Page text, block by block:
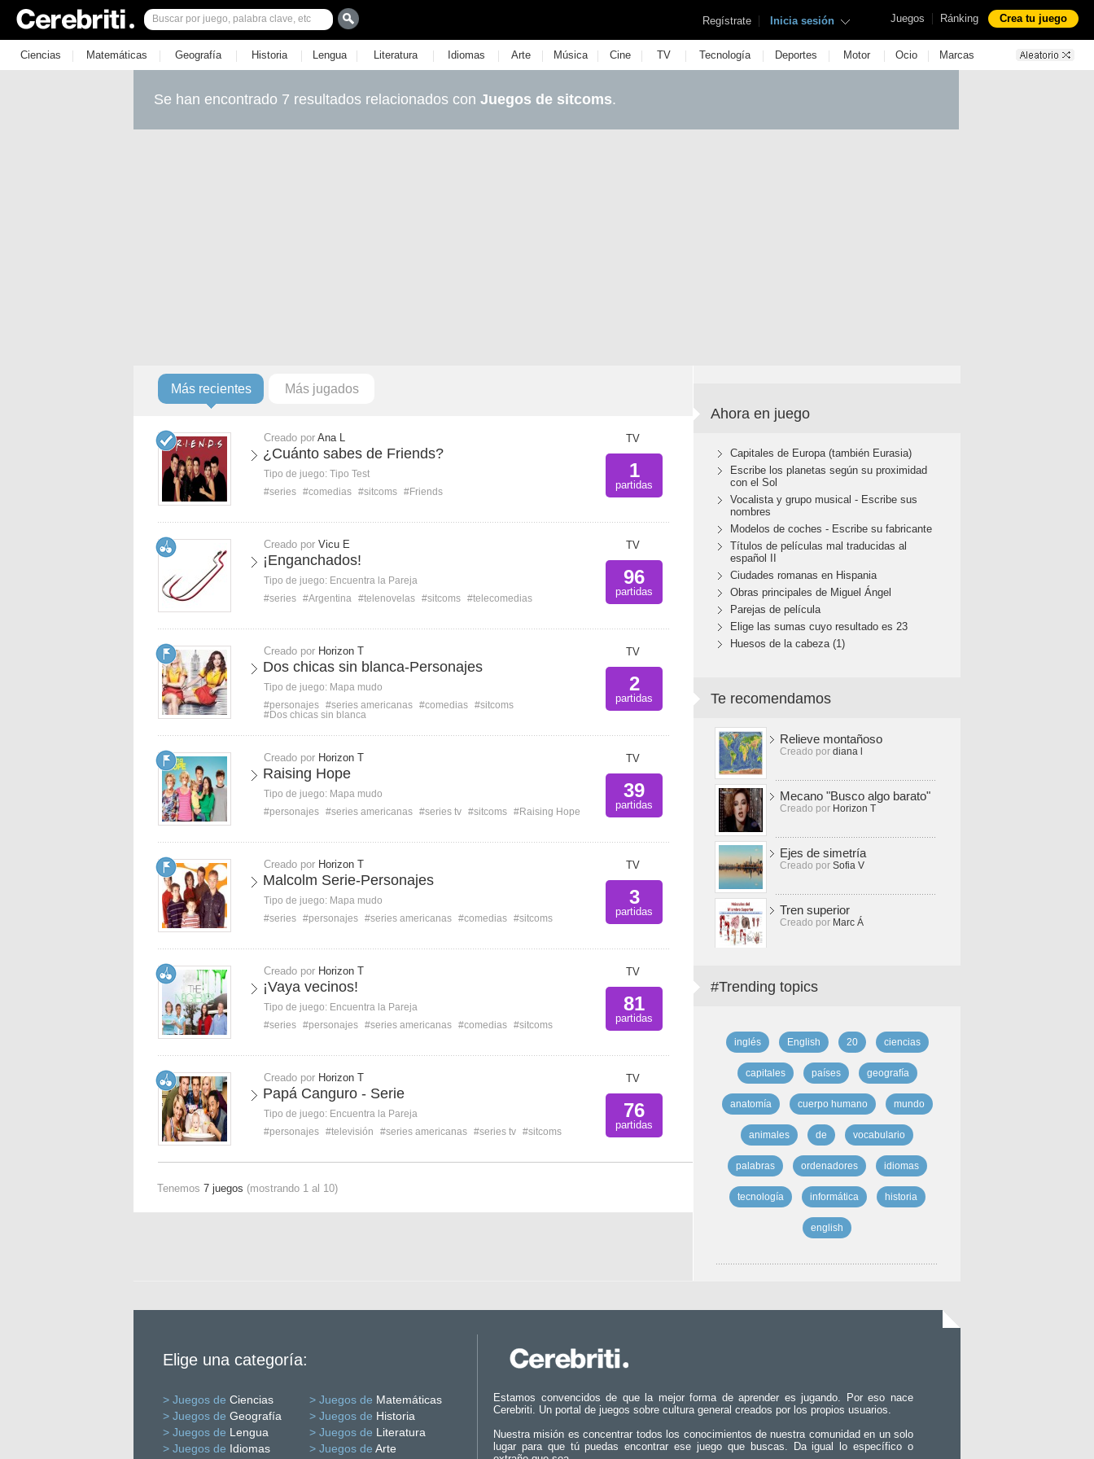
Juegos | Ránking Crea tu juego
Regístrate | Inicia sesión
Ciencias | Matemáticas | Geografía | Historia | Lengua | Literatura | Idiomas | Arte | Música | Cine | TV | Tecnología | Deportes | Motor | Ocio | Marcas
Se han encontrado 7 resultados relacionados con Juegos de sitcoms.
Más recientes Más jugados
Creado por Ana L
¿Cuánto sabes de Friends?
Tipo de juego: Tipo Test
#series #comedias #sitcoms #Friends
TV
1
partidas
Creado por Vicu E
¡Enganchados!
Tipo de juego: Encuentra la Pareja
#series #Argentina #telenovelas #sitcoms #telecomedias
TV
96
partidas
Creado por Horizon T
Dos chicas sin blanca-Personajes
Tipo de juego: Mapa mudo
#personajes #series americanas #comedias #sitcoms
#Dos chicas sin blanca
TV
2
partidas
Creado por Horizon T
Raising Hope
Tipo de juego: Mapa mudo
#personajes #series americanas #series tv #sitcoms #Raising Hope
TV
39
partidas
Creado por Horizon T
Malcolm Serie-Personajes
Tipo de juego: Mapa mudo
#series #personajes #series americanas #comedias #sitcoms
TV
3
partidas
Creado por Horizon T
¡Vaya vecinos!
Tipo de juego: Encuentra la Pareja
#series #personajes #series americanas #comedias #sitcoms
TV
81
partidas
Creado por Horizon T
Papá Canguro - Serie
Tipo de juego: Encuentra la Pareja
#personajes #televisión #series americanas #series tv #sitcoms
TV
76
partidas
Tenemos 7 juegos (mostrando 1 al 10)
Ahora en juego
Capitales de Europa (también Eurasia)
Escribe los planetas según su proximidad
con el Sol
Vocalista y grupo musical - Escribe sus
nombres
Modelos de coches - Escribe su fabricante
Títulos de películas mal traducidas al
español II
Ciudades romanas en Hispania
Obras principales de Miguel Ángel
Parejas de película
Elige las sumas cuyo resultado es 23
Huesos de la cabeza (1)
Te recomendamos
Relieve montañoso
Creado por diana l
Mecano "Busco algo barato"
Creado por Horizon T
Ejes de simetría
Creado por Sofia V
Tren superior
Creado por Marc Á
#Trending topics
inglés English 20 ciencias
capitales países geografía
anatomía cuerpo humano mundo
animales de vocabulario
palabras ordenadores idiomas
tecnología informática historia
english
Elige una categoría:
> Juegos de Ciencias > Juegos de Matemáticas
> Juegos de Geografía > Juegos de Historia
> Juegos de Lengua > Juegos de Literatura
> Juegos de Idiomas > Juegos de Arte
Estamos convencidos de que la mejor forma de aprender es jugando. Por eso nace
Cerebriti. Un portal de juegos sobre cultura general creados por los propios usuarios.
Nuestra misión es concentrar todos los conocimientos de nuestra comunidad en un solo
lugar para que tú puedas encontrar ese juego que buscas. Da igual lo específico o